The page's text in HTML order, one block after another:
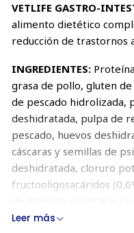
VETLIFE GASTRO-
alimento dietético
reducción de trastornos
INGREDIENTES:
grasa de pollo, gluten
de pescado hidrolizada,
deshidratada, pulpa de
pescado, huevos
cáscaras y semillas de
deshidratada, cloruro
fructooligosacáridos
fosfato monosódico,
Leer más